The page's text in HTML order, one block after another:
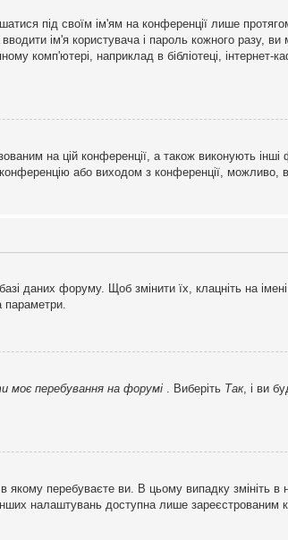
під своїм ім'ям на конференції лише
ім'я користувача і пароль кожного разу, ви
комп'ютері, наприклад в бібліотеці, інтернет-
на цій конференції, а також виконують інші
або виходом з конференції, можливо,
даних форуму. Щоб змінити їх, клацніть на імені
параметри.
моє перебування на форумі . Виберіть Так, і ви
перебуваєте ви. В цьому випадку змініть
налаштувань доступна лише